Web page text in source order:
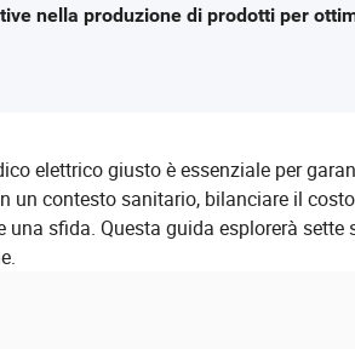
nella produzione di prodotti per
elettrico giusto è essenziale per
un contesto sanitario, bilanciare il
una sfida. Questa guida esplorerà